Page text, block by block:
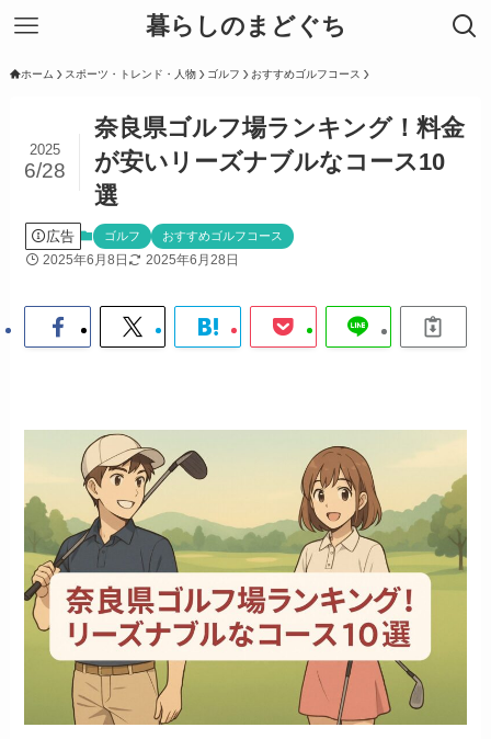
暮らしのまどぐち
ホーム スポーツ・トレンド・人物 ゴルフ おすすめゴルフコース
奈良県ゴルフ場ランキング！料金
が安いリーズナブルなコース10
選
2025
6/28
広告 ゴルフ おすすめゴルフコース
2025年6月8日 2025年6月28日